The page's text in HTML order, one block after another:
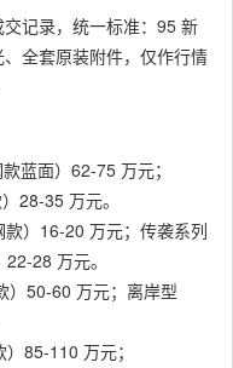
记录，统一标准：95 新
全套原装附件，仅作行情
蓝面）62-75 万元；
28-35 万元。
）16-20 万元；传袭系列
28 万元。
）50-60 万元；离岸型
85-110 万元；